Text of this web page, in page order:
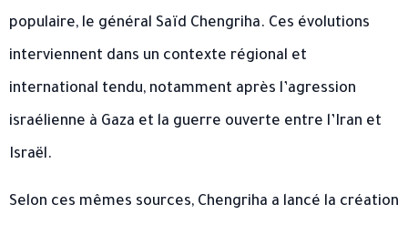
populaire, le général Saïd Chengriha. Ces évolutions
interviennent dans un contexte régional et
international tendu, notamment après l’agression
israélienne à Gaza et la guerre ouverte entre l’Iran et
Israël.
Selon ces mêmes sources, Chengriha a lancé la création